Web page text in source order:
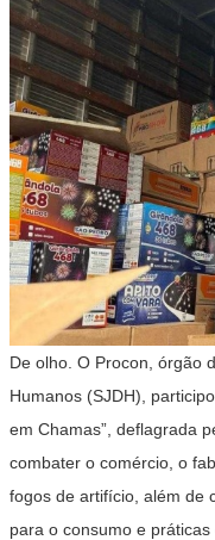
De olho. O Procon, órgão
Humanos (SJDH),
em Chamas”, deflagrada
combater o comércio, o
fogos de artifício, além de
para o consumo e